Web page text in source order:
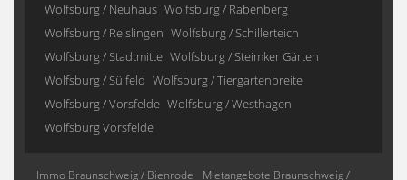
Wolfsburg / Neuhaus Wolfsburg / Rabenberg
Wolfsburg / Reislingen Wolfsburg / Schillerteich
Wolfsburg / Stadtmitte Wolfsburg / Steimker Gärten
Wolfsburg / Sülfeld Wolfsburg / Tiergartenbreite
Wolfsburg / Vorsfelde Wolfsburg / Westhagen
Wolfsburg Vorsfelde
Immo Braunschweig / Bienrode
Mietangebote Braunschweig /